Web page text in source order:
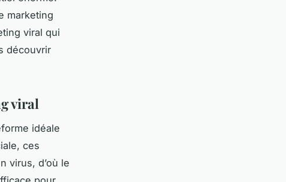
marketing
viral qui
découvrir
viral
idéale
ces
virus, d’où le